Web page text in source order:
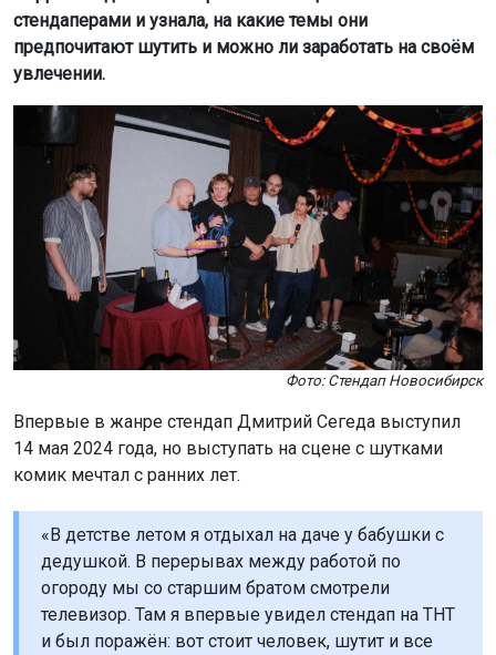
стендаперами и узнала, на какие темы они
предпочитают шутить и можно ли заработать на своём
увлечении.
Фото: Стендап Новосибирск
Впервые в жанре стендап Дмитрий Сегеда выступил
14 мая 2024 года, но выступать на сцене с шутками
комик мечтал с ранних лет.
«В детстве летом я отдыхал на даче у бабушки с
дедушкой. В перерывах между работой по
огороду мы со старшим братом смотрели
телевизор. Там я впервые увидел стендап на ТНТ
и был поражён: вот стоит человек, шутит и все